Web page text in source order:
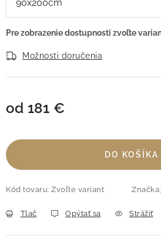
Možnosti doručenia
od 181 €
DO KOŠÍKA
Kód tovaru: Zvoľte variant Značka:
Tlač Opýtať sa Strážiť